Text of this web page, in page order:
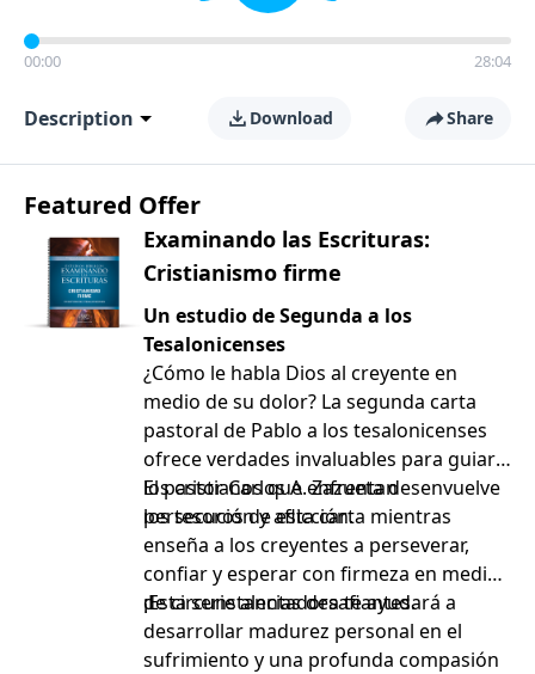
00:00 28:04
Description Download Share
Featured Offer
Examinando las Escrituras:
Cristianismo firme
Un estudio de Segunda a los
Tesalonicenses
¿Cómo le habla Dios al creyente en
medio de su dolor? La segunda carta
pastoral de Pablo a los tesalonicenses
ofrece verdades invaluables para guiar a
los cristianos que enfrentan
persecución y aflicción.
El pastor Carlos A. Zazueta desenvuelve
los tesoros de esta carta mientras
enseña a los creyentes a perseverar,
confiar y esperar con firmeza en medio
de circunstancias desafiantes.
¡Esta serie alentadora te ayudará a
desarrollar madurez personal en el
sufrimiento y una profunda compasión